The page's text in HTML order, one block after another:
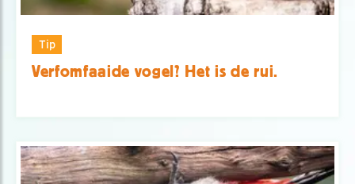
Tip
Verfomfaaide vogel? Het is de rui.